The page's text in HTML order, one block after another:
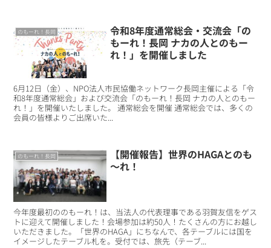
のもーれ！長岡
令和8年度通常総会・交流会「の
もーれ！長岡 ナカの人とのもー
れ！」を開催しました
6月12日（金）、NPO法人市民協働ネットワーク長岡主催による「令
和8年度通常総会」および交流会「のもーれ！長岡 ナカの人とのもー
れ！」を開催いたしました。 通常総会を開催 通常総会では、多くの
会員の皆様よりご出席いた...
のもーれ！長岡
【開催報告】世界のHAGAとのも
～れ！
今年度最初ののもーれ！は、当法人の代表理事である羽賀友信をゲス
トに迎えて開催しました！会場参加は約50人！たくさんの方にお越し
いただきました。「世界のHAGA」にちなんで、各テーブルには国を
イメージしたテーブル札を。受付では、旅先（テーブ...